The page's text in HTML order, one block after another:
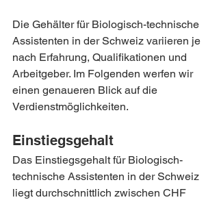
Die Gehälter für Biologisch-technische
Assistenten in der Schweiz variieren je
nach Erfahrung, Qualifikationen und
Arbeitgeber. Im Folgenden werfen wir
einen genaueren Blick auf die
Verdienstmöglichkeiten.
Einstiegsgehalt
Das Einstiegsgehalt für Biologisch-
technische Assistenten in der Schweiz
liegt durchschnittlich zwischen CHF